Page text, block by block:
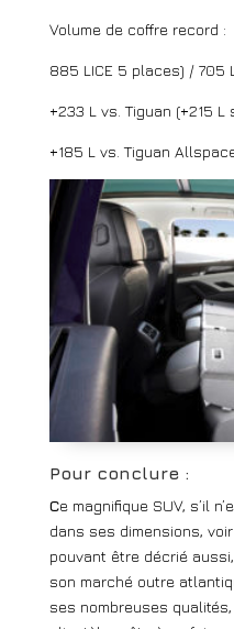
Volume de coffre record :
885 LICE 5 places) / 705
+233 L vs. Tiguan (+215 L
+185 L vs. Tiguan
Pour conclure :
Ce magnifique SUV, s’il
dans ses dimensions,
pouvant être décrié
son marché outre
ses nombreuses